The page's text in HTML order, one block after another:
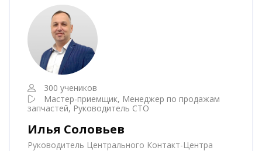
300 учеников
Мастер-приемщик, Менеджер по продажам
запчастей, Руководитель СТО
Илья Соловьев
Руководитель Центрального Контакт-Центра